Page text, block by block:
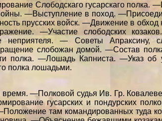
Слободскаго гусарскаго полка.
—Выступление в поход.
прусских войск. —Движение в
—Участие слободских
— Советы Апраксину,
слобожан домой. —Состав
полка. —Лошадь Капниста. —Указ об
полка лошадьми.
—Полковой судья Ив. Гр.
гусарских и пондурских
там командированных туда